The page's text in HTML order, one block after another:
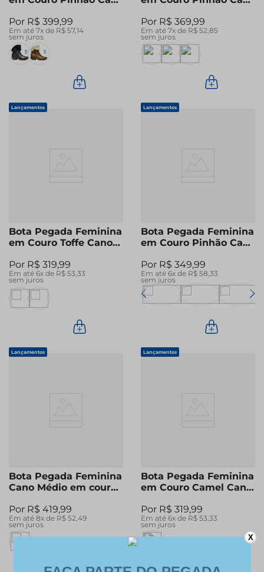
R$ 399,99
Em até 7x de R$ 57,14
sem juros
02
R$ 369,99
Em até 7x de R$ 52,85
sem juros
Lançamentos
Bota Pegada Feminina
em Couro Toffe Cano
R$ 319,99
Em até 6x de R$ 53,33
sem juros
Lançamentos
Bota Pegada Feminina
em Couro Pinhão Cano
R$ 349,99
Em até 6x de R$ 58,33
sem juros
Lançamentos
Bota Pegada Feminina
Cano Médio em couro
281192-02
R$ 419,99
Em até 8x de R$ 52,49
sem juros
Lançamentos
Bota Pegada Feminina
em Couro Camel Cano
R$ 319,99
Em até 6x de R$ 53,33
sem juros